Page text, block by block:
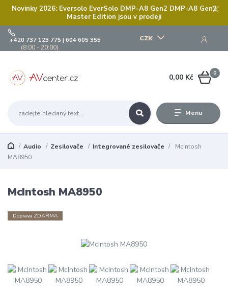
Novinky 2026: Eversolo EverSolo DMP-A8 Gen2 DMP-A8 Gen2
Master Edition jsou v prodeji
Menu
CZK
+420 737 123 775 | 604 605 355
(8:00 - 20:00)
0
0,00 Kč
Audio Zesilovače Integrované zesilovače
McIntosh
MA8950
McIntosh MA8950
Doprava ZDARMA